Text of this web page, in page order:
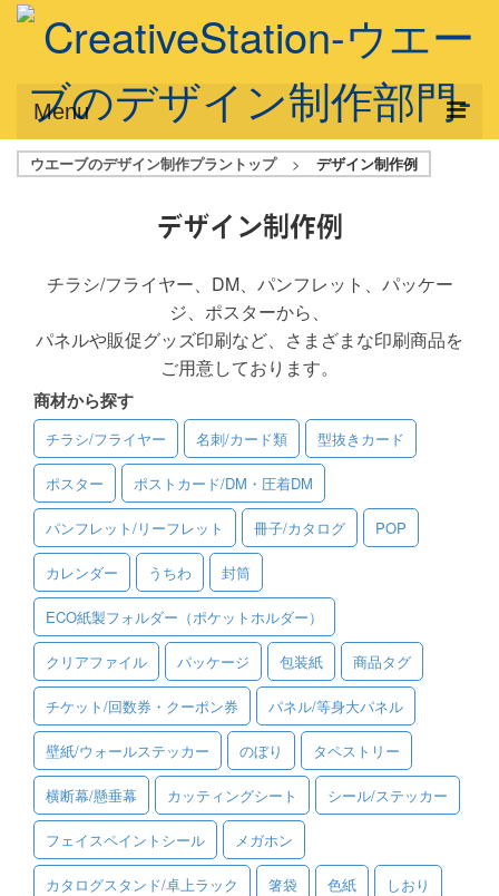
Menu
サービス概要
デザインプラン
フルデザイン
データ修正
写真からイラスト作成
デザイン制作例
ご利用料金
ご利用ガイド
ご利用の流れ
ご注文方法について
キャンセルについて
FAQ（よくあるご質問）
資料をダウンロード
ご利用規約
お見積り・お問合せ
ウエーブのデザイン制作プラントップ > デザイン制作例
デザイン制作例
チラシ/フライヤー、DM、パンフレット、パッケー
ジ、ポスターから、
パネルや販促グッズ印刷など、さまざまな印刷商品を
ご用意しております。
商材から探す
チラシ/フライヤー 名刺/カード類 型抜きカード
ポスター ポストカード/DM・圧着DM
パンフレット/リーフレット 冊子/カタログ POP
カレンダー うちわ 封筒
ECO紙製フォルダー（ポケットホルダー）
クリアファイル パッケージ 包装紙 商品タグ
チケット/回数券・クーポン券 パネル/等身大パネル
壁紙/ウォールステッカー のぼり タペストリー
横断幕/懸垂幕 カッティングシート シール/ステッカー
フェイスペイントシール メガホン
カタログスタンド/卓上ラック 箸袋 色紙 しおり